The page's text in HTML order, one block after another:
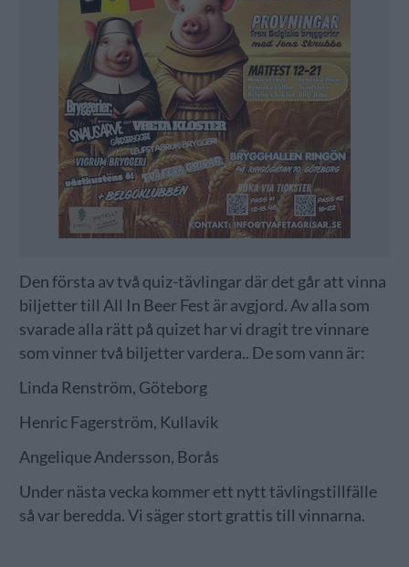
Den första av två quiz-tävlingar där det går att vinna
biljetter till All In Beer Fest är avgjord. Av alla som
svarade alla rätt på quizet har vi dragit tre vinnare
som vinner två biljetter vardera.. De som vann är:
Linda Renström, Göteborg
Henric Fagerström, Kullavik
Angelique Andersson, Borås
Under nästa vecka kommer ett nytt tävlingstillfälle
så var beredda. Vi säger stort grattis till vinnarna.